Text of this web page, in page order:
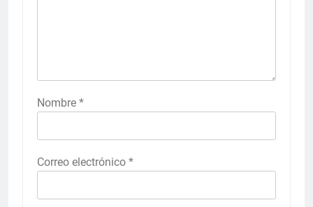
Nombre *
Correo electrónico *